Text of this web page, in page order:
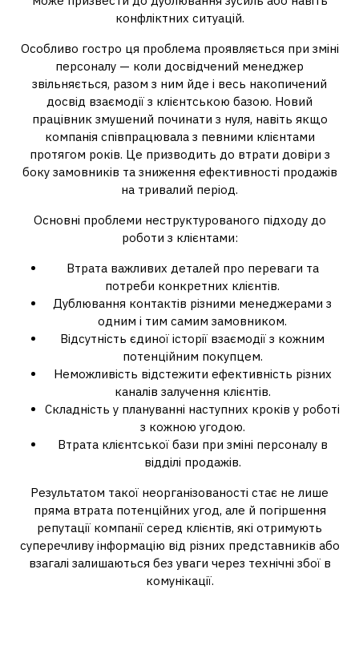
конфліктних ситуацій.
Особливо гостро ця проблема проявляється при зміні
персоналу — коли досвідчений менеджер
звільняється, разом з ним йде і весь накопичений
досвід взаємодії з клієнтською базою. Новий
працівник змушений починати з нуля, навіть якщо
компанія співпрацювала з певними клієнтами
протягом років. Це призводить до втрати довіри з
боку замовників та зниження ефективності продажів
на тривалий період.
Основні проблеми неструктурованого підходу до
роботи з клієнтами:
Втрата важливих деталей про переваги та
потреби конкретних клієнтів.
Дублювання контактів різними менеджерами з
одним і тим самим замовником.
Відсутність єдиної історії взаємодії з кожним
потенційним покупцем.
Неможливість відстежити ефективність різних
каналів залучення клієнтів.
Складність у плануванні наступних кроків у роботі
з кожною угодою.
Втрата клієнтської бази при зміні персоналу в
відділі продажів.
Результатом такої неорганізованості стає не лише
пряма втрата потенційних угод, але й погіршення
репутації компанії серед клієнтів, які отримують
суперечливу інформацію від різних представників або
взагалі залишаються без уваги через технічні збої в
комунікації.